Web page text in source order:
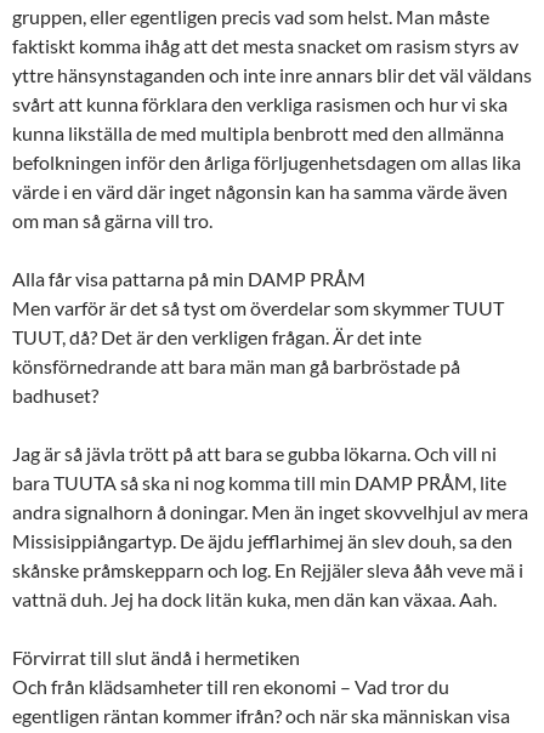
gruppen, eller egentligen precis vad som helst. Man måste
faktiskt komma ihåg att det mesta snacket om rasism styrs av
yttre hänsynstaganden och inte inre annars blir det väl väldans
svårt att kunna förklara den verkliga rasismen och hur vi ska
kunna likställa de med multipla benbrott med den allmänna
befolkningen inför den årliga förljugenhetsdagen om allas lika
värde i en värd där inget någonsin kan ha samma värde även
om man så gärna vill tro.
Alla får visa pattarna på min DAMP PRÅM
Men varför är det så tyst om överdelar som skymmer TUUT
TUUT, då? Det är den verkligen frågan. Är det inte
könsförnedrande att bara män man gå barbröstade på
badhuset?
Jag är så jävla trött på att bara se gubba lökarna. Och vill ni
bara TUUTA så ska ni nog komma till min DAMP PRÅM, lite
andra signalhorn å doningar. Men än inget skovvelhjul av mera
Missisippiångartyp. De äjdu jefflarhimej än slev douh, sa den
skånske pråmskepparn och log. En Rejjäler sleva ååh veve mä i
vattnä duh. Jej ha dock litän kuka, men dän kan växaa. Aah.
Förvirrat till slut ändå i hermetiken
Och från klädsamheter till ren ekonomi – Vad tror du
egentligen räntan kommer ifrån? och när ska människan visa